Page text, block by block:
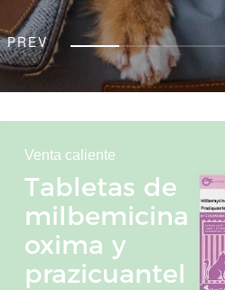
Venta caliente
Tabletas de
milbemicina
oxima y
prazicuantel